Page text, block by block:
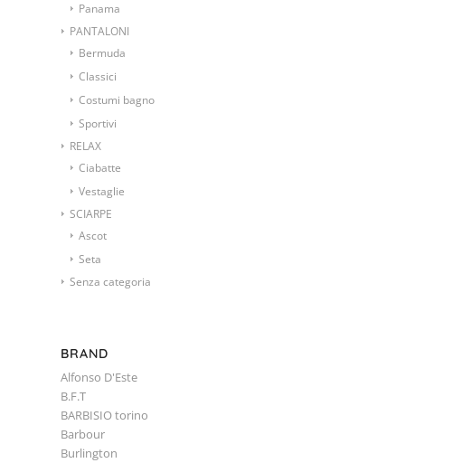
Panama
PANTALONI
Bermuda
Classici
Costumi bagno
Sportivi
RELAX
Ciabatte
Vestaglie
SCIARPE
Ascot
Seta
Senza categoria
BRAND
Alfonso D'Este
B.F.T
BARBISIO torino
Barbour
Burlington